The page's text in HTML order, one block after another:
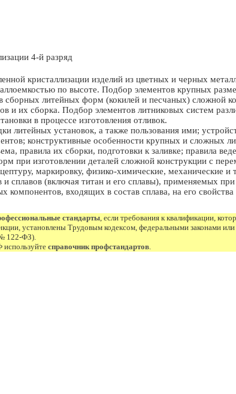
4-й разряд
кристаллизации изделий из цветных и черных
по высоте. Подбор элементов крупных
сборных литейных форм (кокилей и песчаных) сложной
и их сборка. Подбор элементов литниковых систем
в процессе изготовления отливок.
литейных установок, а также пользования ими;
конструктивные особенности крупных и сложных
правила их сборки, подготовки к заливке; правила
при изготовлении деталей сложной конструкции с
маркировку, физико-химические, механические и
сплавов (включая титан и его сплавы), применяемых
компонентов, входящих в состав сплава, на его свойства
стандарты, если требования к квалификации,
установлены Трудовым кодексом, федеральными законами
№ 122-ФЗ).
справочник профстандартов.